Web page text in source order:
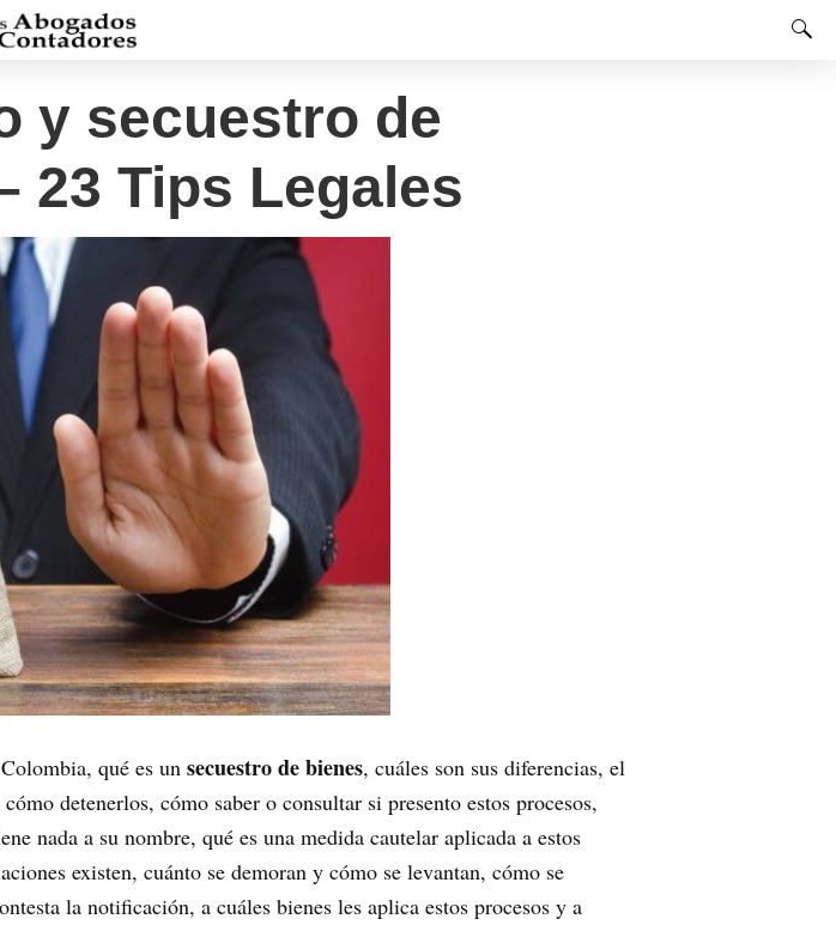
y secuestro de
23 Tips Legales
qué es un secuestro de bienes, cuáles son sus diferencias, el
detenerlos, cómo saber o consultar si presento estos procesos,
nada a su nombre, qué es una medida cautelar aplicada a estos
existen, cuánto se demoran y cómo se levantan, cómo se
la notificación, a cuáles bienes les aplica estos procesos y a